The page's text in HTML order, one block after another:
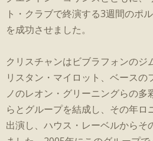
ト・クラブで終演する3週間のポ
を成功させました。
クリスチャンはビブラフォンのジ
リスタン・マイロット、ベースの
ノのレオン・グリーニングらの多
らとグループを結成し、その年ロ
出演し、ハウス・レーベルからそ